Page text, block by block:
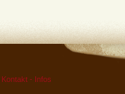
Kontakt - Infos